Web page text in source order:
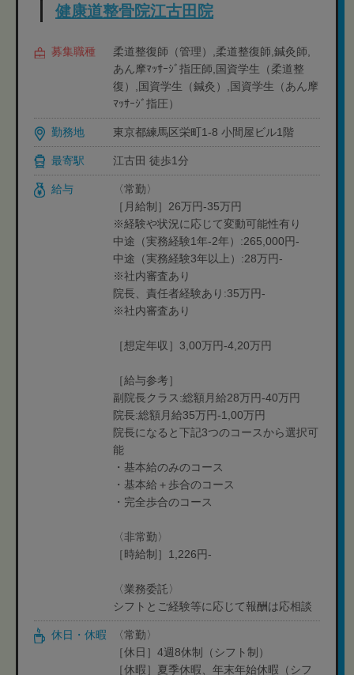
健康道整骨院江古田院
募集職種
柔道整復師（管理）,柔道整復師,鍼灸師,
あん摩ﾏｯｻｰｼﾞ指圧師,国資学生（柔道整
復）,国資学生（鍼灸）,国資学生（あん摩
ﾏｯｻｰｼﾞ指圧）
勤務地 東京都練馬区栄町1-8 小間屋ビル1階
最寄駅 江古田 徒歩1分
給与
〈常勤〉
［月給制］26万円-35万円
※経験や状況に応じて変動可能性有り
中途（実務経験1年-2年）:265,000円-
中途（実務経験3年以上）:28万円-
※社内審査あり
院長、責任者経験あり:35万円-
※社内審査あり
［想定年収］3,00万円-4,20万円
［給与参考］
副院長クラス:総額月給28万円-40万円
院長:総額月給35万円-1,00万円
院長になると下記3つのコースから選択可
能
・基本給のみのコース
・基本給＋歩合のコース
・完全歩合のコース
〈非常勤〉
［時給制］1,226円-
〈業務委託〉
シフトとご経験等に応じて報酬は応相談
休日・休暇
〈常勤〉
［休日］4週8休制（シフト制）
［休暇］夏季休暇、年末年始休暇（シフ